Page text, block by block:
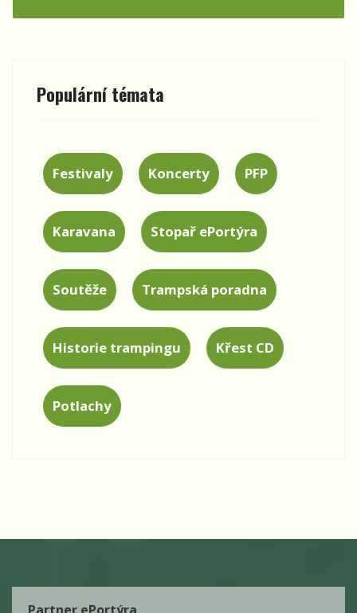
Populární témata
Festivaly Koncerty PFP
Karavana Stopař ePortýra
Soutěže Trampská poradna
Historie trampingu Křest CD
Potlachy